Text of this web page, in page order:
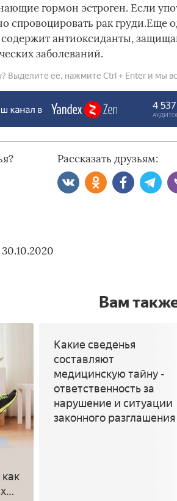
гормон эстроген. Если
спровоцировать рак груди.Еще
антиоксиданты,
заболеваний.
Выделите её, нажмите Ctrl + Enter и мы
Рассказать друзьям:
Вам
Какие сведенья
составляют
медицинскую тайну -
ответственность за
нарушение и ситуации
законного разглашения